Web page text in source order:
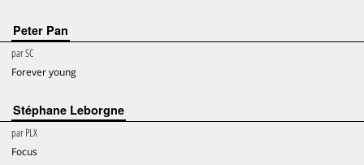
Peter Pan
parSC
Forever young
Stéphane Leborgne
parPLX
Focus